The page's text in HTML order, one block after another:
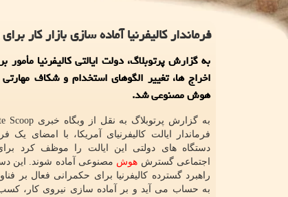
فرماندار کالیفرنیا آماده سازی بازار
به گزارش پرتوبلاگ، دولت ایالتی کالیفرنیا مأمور
اخراج ها، تغییر الگوهای استخدام و شکاف
هوش مصنوعی شد.
فرماندار ایالت کالیفرنیای آمریکا، با امضای یک
دستگاه های دولتی این ایالت را موظف کرد
اجتماعی گسترش هوش مصنوعی آماده شوند. این
راهبرد گسترده کالیفرنیا برای حکمرانی فعال بر
به حساب می آید و بر آماده سازی نیروی کار،